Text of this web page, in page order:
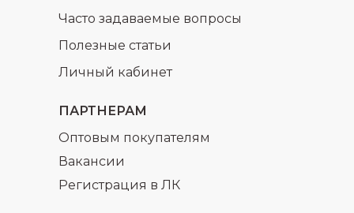
ПАРТНЕРАМ
Регистрация в ЛК
Оптовым покупателям
Вакансии
Часто задаваемые вопросы
Полезные статьи
Личный кабинет